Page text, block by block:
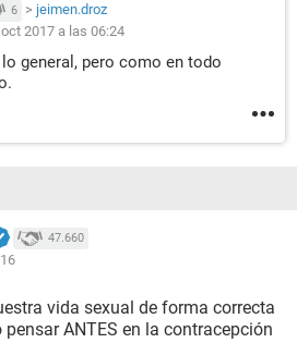
6 > jeimen.droz
2017 a las 06:24
general, pero como en todo
47.660
vida sexual de forma correcta
ANTES en la contracepción